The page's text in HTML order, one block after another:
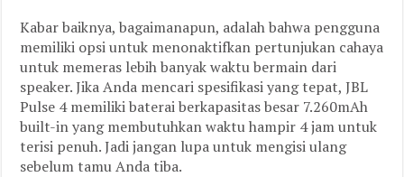
Kabar baiknya, bagaimanapun, adalah bahwa pengguna
memiliki opsi untuk menonaktifkan pertunjukan cahaya
untuk memeras lebih banyak waktu bermain dari
speaker. Jika Anda mencari spesifikasi yang tepat, JBL
Pulse 4 memiliki baterai berkapasitas besar 7.260mAh
built-in yang membutuhkan waktu hampir 4 jam untuk
terisi penuh. Jadi jangan lupa untuk mengisi ulang
sebelum tamu Anda tiba.